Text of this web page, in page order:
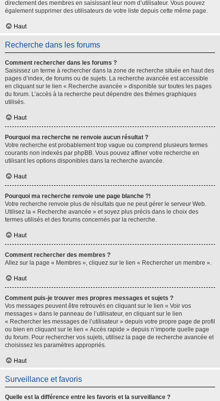
directement des membres en saisissant leur nom d’utilisateur. Vous pouvez
également supprimer des utilisateurs de votre liste depuis cette même page.
Haut
Recherche dans les forums
Comment rechercher dans les forums ?
Saisissez un terme à rechercher dans la zone de recherche située en haut des
pages d’index, de forums ou de sujets. La recherche avancée est accessible
en cliquant sur le lien « Recherche avancée » disponible sur toutes les pages
du forum. L’accès à la recherche peut dépendre des thèmes graphiques
utilisés.
Haut
Pourquoi ma recherche ne renvoie aucun résultat ?
Votre recherche est probablement trop vague ou comprend plusieurs termes
courants non indexés par phpBB. Vous pouvez affiner votre recherche en
utilisant les options disponibles dans la recherche avancée.
Haut
Pourquoi ma recherche renvoie une page blanche ?!
Votre recherche renvoie plus de résultats que ne peut gérer le serveur Web.
Utilisez la « Recherche avancée » et soyez plus précis dans le choix des
termes utilisés et des forums concernés par la recherche.
Haut
Comment rechercher des membres ?
Allez sur la page « Membres », cliquez sur le lien « Rechercher un membre ».
Haut
Comment puis-je trouver mes propres messages et sujets ?
Vos messages peuvent être retrouvés en cliquant sur le lien « Voir vos
messages » dans le panneau de l’utilisateur, en cliquant sur le lien
« Rechercher les messages de l’utilisateur » depuis votre propre page de profil
ou bien en cliquant sur le lien « Accès rapide » depuis n’importe quelle page
du forum. Pour rechercher vos sujets, utilisez la page de recherche avancée et
choisissez les paramètres appropriés.
Haut
Surveillance et favoris
Quelle est la différence entre les favoris et la surveillance ?